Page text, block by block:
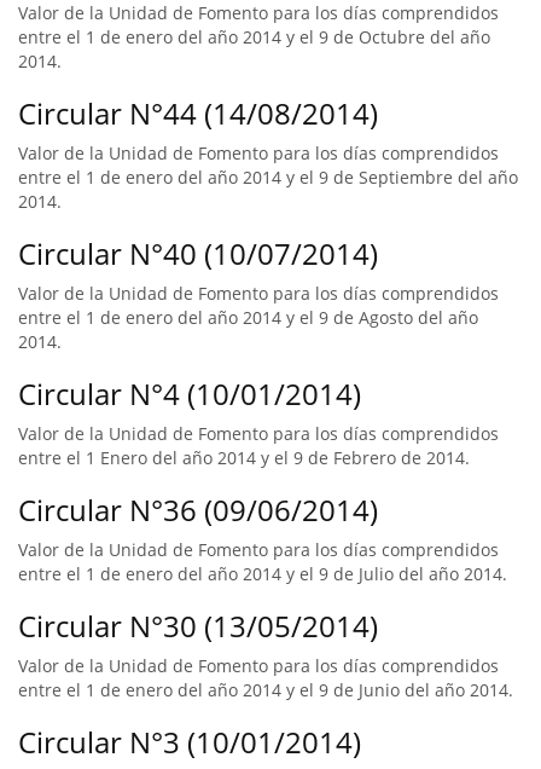
Valor de la Unidad de Fomento para los días comprendidos
entre el 1 de enero del año 2014 y el 9 de Octubre del año
2014.
Circular N°44 (14/08/2014)
Valor de la Unidad de Fomento para los días comprendidos
entre el 1 de enero del año 2014 y el 9 de Septiembre del año
2014.
Circular N°40 (10/07/2014)
Valor de la Unidad de Fomento para los días comprendidos
entre el 1 de enero del año 2014 y el 9 de Agosto del año
2014.
Circular N°4 (10/01/2014)
Valor de la Unidad de Fomento para los días comprendidos
entre el 1 Enero del año 2014 y el 9 de Febrero de 2014.
Circular N°36 (09/06/2014)
Valor de la Unidad de Fomento para los días comprendidos
entre el 1 de enero del año 2014 y el 9 de Julio del año 2014.
Circular N°30 (13/05/2014)
Valor de la Unidad de Fomento para los días comprendidos
entre el 1 de enero del año 2014 y el 9 de Junio del año 2014.
Circular N°3 (10/01/2014)